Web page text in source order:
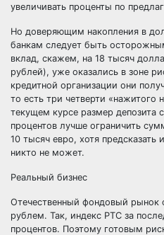
увеличивать проценты по
Но доверяющим накопления в
банкам следует быть
вклад, скажем, на 18 тысяч
рублей), уже оказались в зоне
кредитной организации они
то есть три четверти
текущем курсе размер депозита
процентов лучше ограничить
10 тысяч евро, хотя предсказать
никто не может.
Реальный бизнес
Отечественный фондовый рынок
рублем. Так, индекс РТС за
процентов. Поэтому готовым